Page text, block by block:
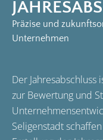
Präzise und
Unternehmen
Der
zur Bewertung und
Seligenstadt